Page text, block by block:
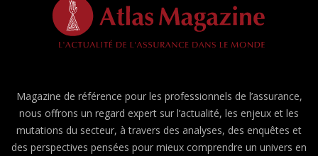
Magazine de référence pour les professionnels de l’assurance,
nous offrons un regard expert sur l’actualité, les enjeux et les
mutations du secteur, à travers des analyses, des enquêtes et
des perspectives pensées pour mieux comprendre un univers en